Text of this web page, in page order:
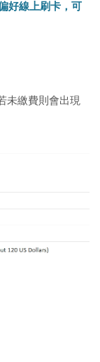
好線上刷卡，可
未繳費則會出現